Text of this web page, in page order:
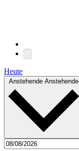
Heute
Anstehende Anstehende